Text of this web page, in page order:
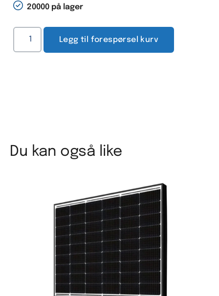
20000 på lager
Legg til forespørsel kurv
Du kan også like